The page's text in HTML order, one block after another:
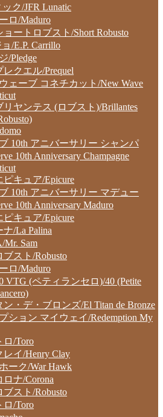
ク/JFR Lunatic
ロ/Maduro
ョートロブスト/Short Robusto
/E.P. Carrillo
/Pledge
レクエル/Prequel
ェーブ コネチカット/New Wave
リヤンテス (ロブスト)/Brillantes
10th アニバーサリー シャンパ
10th Anniversary Champagne
ピキュア/Epicure
10th アニバーサリー マデュー
10th Anniversary Maduro
ピキュア/Epicure
/La Palina
Mr. Sam
ブスト/Robusto
ロ/Maduro
VTG (ペティランセロ)/40 (Petite
・デ・ブロンズ/El Titan de Bronze
ション マイウェイ/Redemption My
ロ/Toro
イ/Henry Clay
ーク/War Hawk
ロナ/Corona
ブスト/Robusto
ロ/Toro